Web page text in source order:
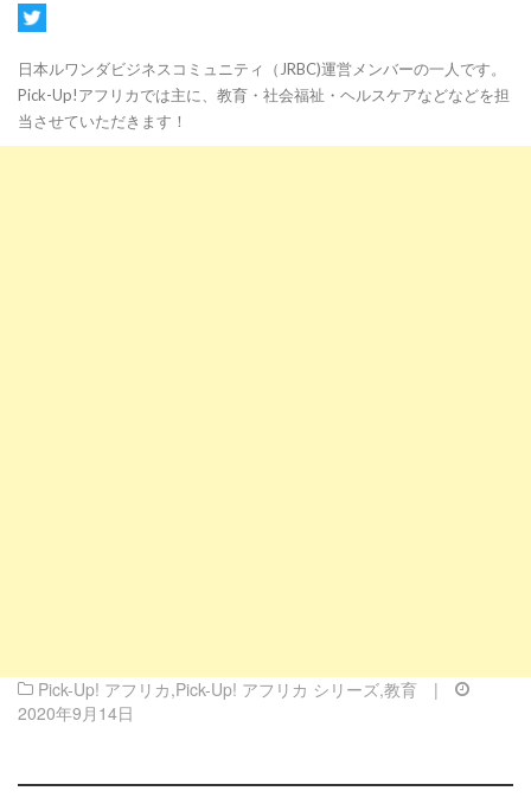
日本ルワンダビジネスコミュニティ（JRBC)運営メンバーの一人です。
Pick-Up!アフリカでは主に、教育・社会福祉・ヘルスケアなどなどを担
当させていただきます！
Pick-Up! アフリカ,Pick-Up! アフリカ シリーズ,教育
|
2020年9月14日